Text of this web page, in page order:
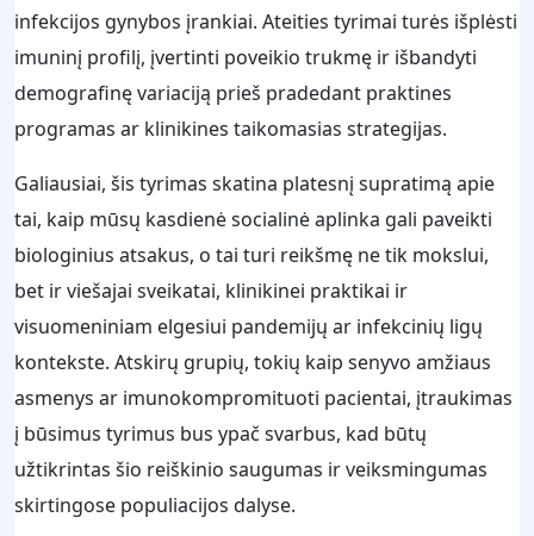
infekcijos gynybos įrankiai. Ateities tyrimai turės išplėsti
imuninį profilį, įvertinti poveikio trukmę ir išbandyti
demografinę variaciją prieš pradedant praktines
programas ar klinikines taikomasias strategijas.
Galiausiai, šis tyrimas skatina platesnį supratimą apie
tai, kaip mūsų kasdienė socialinė aplinka gali paveikti
biologinius atsakus, o tai turi reikšmę ne tik mokslui,
bet ir viešajai sveikatai, klinikinei praktikai ir
visuomeniniam elgesiui pandemijų ar infekcinių ligų
kontekste. Atskirų grupių, tokių kaip senyvo amžiaus
asmenys ar imunokompromituoti pacientai, įtraukimas
į būsimus tyrimus bus ypač svarbus, kad būtų
užtikrintas šio reiškinio saugumas ir veiksmingumas
skirtingose populiacijos dalyse.